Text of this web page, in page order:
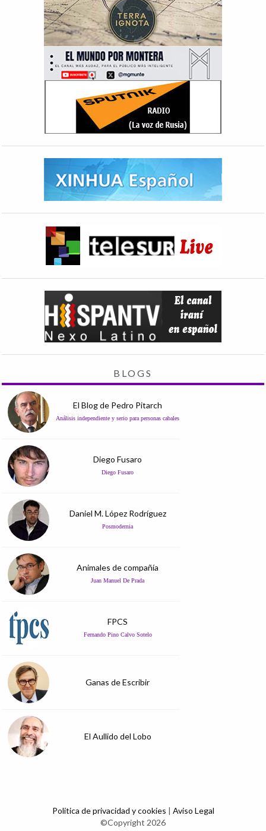
BLOGS
El Blog de Pedro Pitarch
Análisis independiente y serio para personas cabales
Diego Fusaro
Diego Fusaro
Daniel M. López Rodríguez
Posmodernia
Animales de compañía
Juan Manuel De Prada
FPCS
Fernando Pino Calvo Sotelo
Ganas de Escribir
El Aullido del Lobo
Política de privacidad y cookies | Aviso Legal
©Copyright 2026